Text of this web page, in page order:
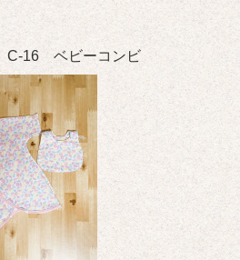
C-16 ベビーコンビ